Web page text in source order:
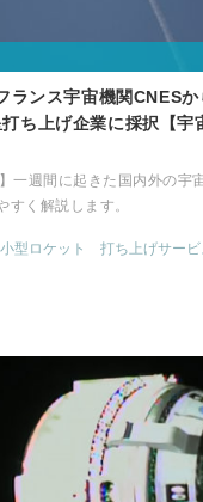
ンス宇宙機関CNESか
ち上げ企業に採択【宇
一週間に起きた国内外の宇
すく解説します。
小型ロケット
打ち上げサービ